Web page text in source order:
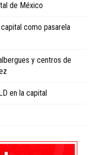
de México
capital como pasarela
y centros de
en la capital